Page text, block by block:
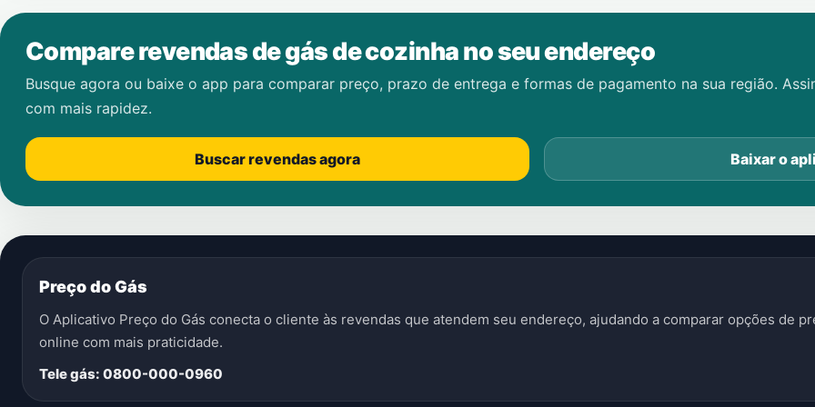
Compare revendas de gás de cozinha no seu endereço
Busque agora ou baixe o app para comparar preço, prazo de entrega e formas de pagamento na sua região.
com mais rapidez.
Buscar revendas agora Baixar o
Preço do Gás
O Aplicativo Preço do Gás conecta o cliente às revendas que atendem seu endereço, ajudando a comparar opções de
online com mais praticidade.
Tele gás: 0800-000-0960